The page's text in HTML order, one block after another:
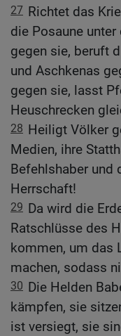
27 Richtet das
die Posaune
gegen sie, beruft
und Aschkenas
gegen sie, lasst
Heuschrecken
28 Heiligt Völker
Medien, ihre
Befehlshaber und
Herrschaft!
29 Da wird die
Ratschlüsse des
kommen, um das
machen, sodass
30 Die Helden
kämpfen, sie
ist versiegt, sie